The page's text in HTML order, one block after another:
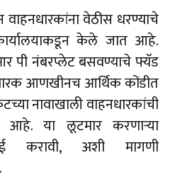
वेठीस धरण्याचे
केले जात आहे.
पी नंबरप्लेट बसवण्याचे फ्यॅड
आणखीनच आर्थिक कोंडीत
नावाखाली वाहनधारकांची
या लूटमार करणार्‍या
करावी, अशी मागणी